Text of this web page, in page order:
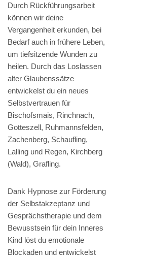
Durch Rückführungsarbeit
können wir deine
Vergangenheit erkunden, bei
Bedarf auch in frühere Leben,
um tiefsitzende Wunden zu
heilen. Durch das Loslassen
alter Glaubenssätze
entwickelst du ein neues
Selbstvertrauen für
Bischofsmais, Rinchnach,
Gotteszell, Ruhmannsfelden,
Zachenberg, Schaufling,
Lalling und Regen, Kirchberg
(Wald), Grafling.
Dank Hypnose zur Förderung
der Selbstakzeptanz und
Gesprächstherapie und dem
Bewusstsein für dein Inneres
Kind löst du emotionale
Blockaden und entwickelst